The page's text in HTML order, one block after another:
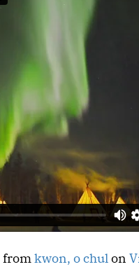
fromkwon, o chulon